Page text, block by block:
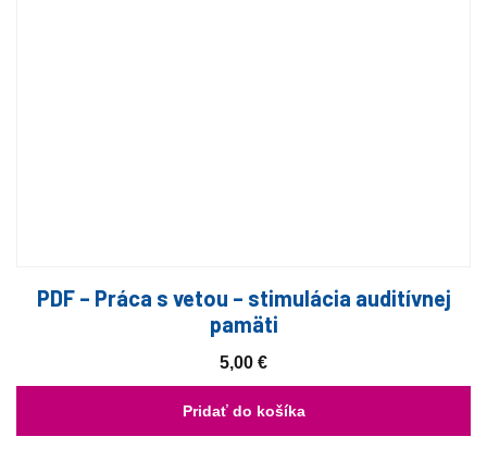
PDF – Práca s vetou – stimulácia auditívnej
pamäti
5,00 €
Pridať do košíka